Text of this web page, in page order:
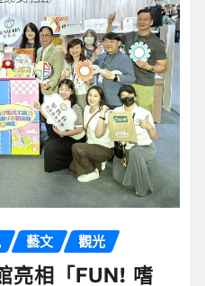
藝文 觀光
亮相「FUN! 嗜